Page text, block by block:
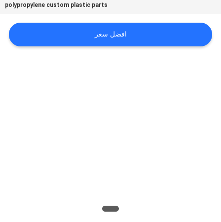
اقتباس
polypropylene custom plastic parts
افضل سعر